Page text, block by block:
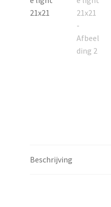
Beschrijving